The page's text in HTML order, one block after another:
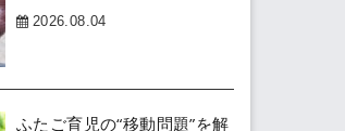
2026.08.04
ふたご育児の“移動問題”を解